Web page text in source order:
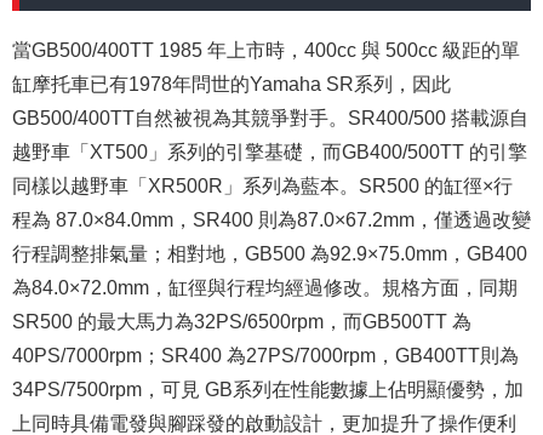
當GB500/400TT 1985 年上市時，400cc 與 500cc 級距的單
缸摩托車已有1978年問世的Yamaha SR系列，因此
GB500/400TT自然被視為其競爭對手。SR400/500 搭載源自
越野車「XT500」系列的引擎基礎，而GB400/500TT 的引擎
同樣以越野車「XR500R」系列為藍本。SR500 的缸徑×行
程為 87.0×84.0mm，SR400 則為87.0×67.2mm，僅透過改變
行程調整排氣量；相對地，GB500 為92.9×75.0mm，GB400
為84.0×72.0mm，缸徑與行程均經過修改。規格方面，同期
SR500 的最大馬力為32PS/6500rpm，而GB500TT 為
40PS/7000rpm；SR400 為27PS/7000rpm，GB400TT則為
34PS/7500rpm，可見 GB系列在性能數據上佔明顯優勢，加
上同時具備電發與腳踩發的啟動設計，更加提升了操作便利